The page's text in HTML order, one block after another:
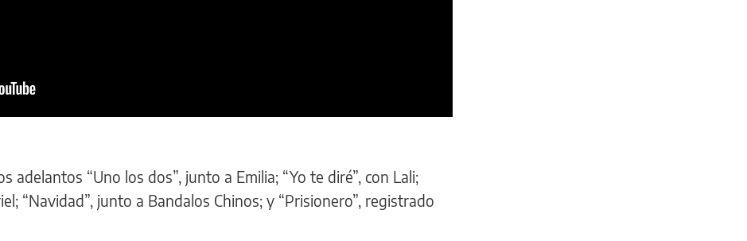
adelantos “Uno los dos”, junto a Emilia; “Yo te diré”, con Lali;
“Navidad”, junto a Bandalos Chinos; y “Prisionero”, registrado